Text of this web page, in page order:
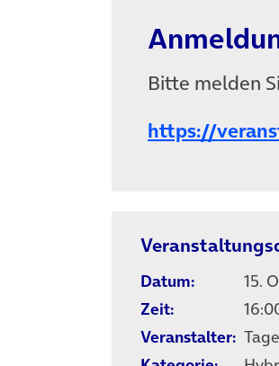
Bitte melden
https://
Datum:
15.
Zeit:
Veranstalter: